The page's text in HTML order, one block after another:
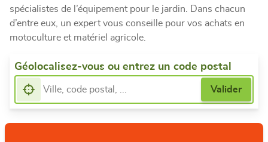
spécialistes de l’équipement pour le jardin. Dans chacun
d’entre eux, un expert vous conseille pour vos achats en
motoculture et matériel agricole.
Géolocalisez-vous ou entrez un code postal